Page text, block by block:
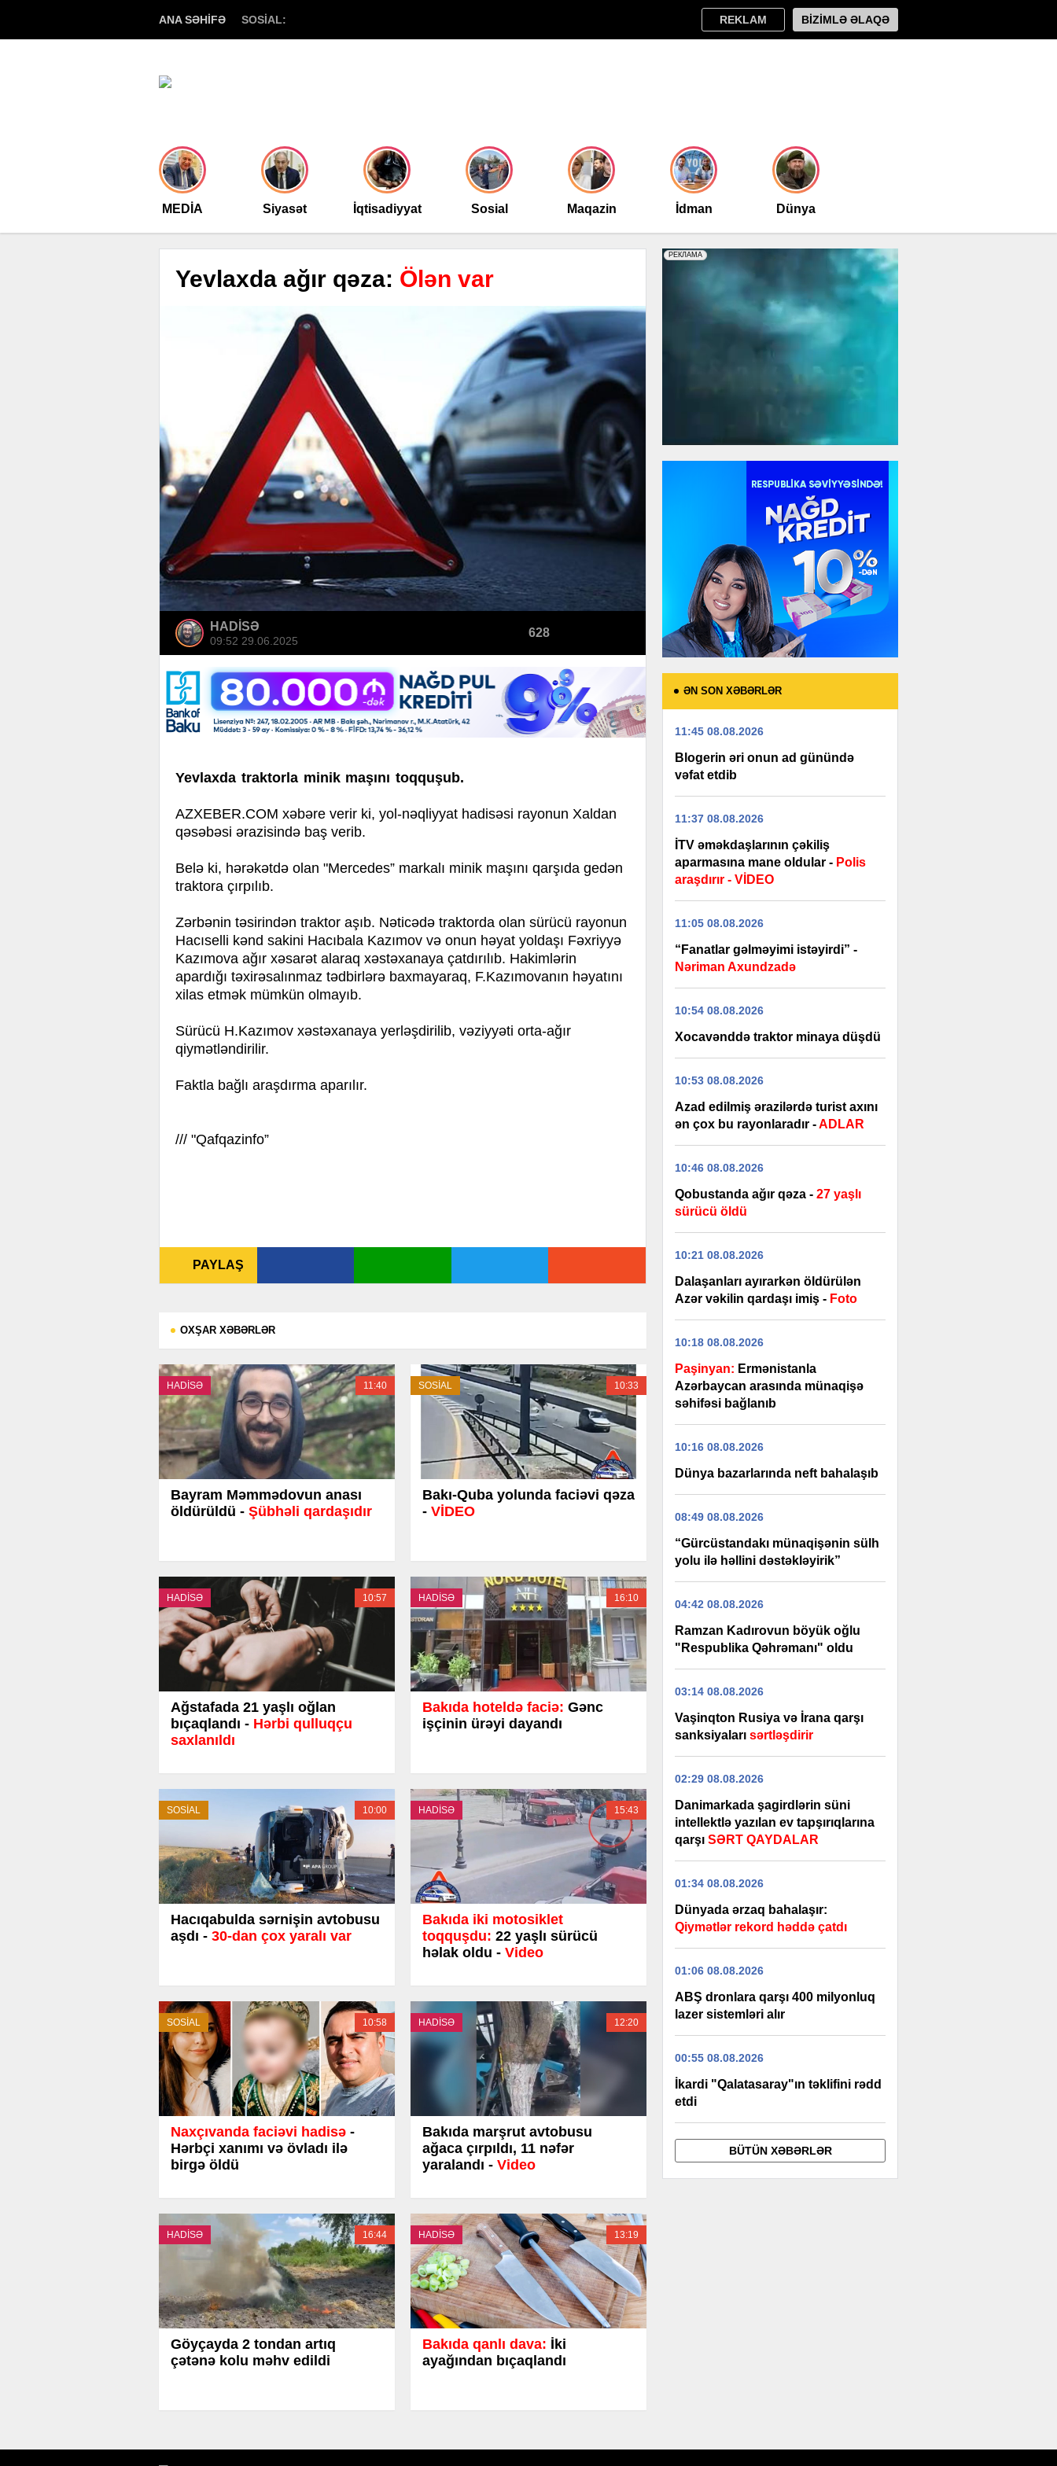
ANA SƏHİFƏ SOSİAL: REKLAM BİZİMLƏ ƏLAQƏ
MEDİA Siyasət İqtisadiyyat Sosial Maqazin İdman Dünya
Yevlaxda ağır qəza: Ölən var
HADİSƏ
09:52 29.06.2025
628
Yevlaxda traktorla minik maşını toqquşub.
AZXEBER.COM xəbəre verir ki, yol-nəqliyyat hadisəsi rayonun Xaldan
qəsəbəsi ərazisində baş verib.
Belə ki, hərəkətdə olan "Mercedes” markalı minik maşını qarşıda gedən
traktora çırpılıb.
Zərbənin təsirindən traktor aşıb. Nəticədə traktorda olan sürücü rayonun
Hacıselli kənd sakini Hacıbala Kazımov və onun həyat yoldaşı Fəxriyyə
Kazımova ağır xəsarət alaraq xəstəxanaya çatdırılıb. Hakimlərin
apardığı təxirəsalınmaz tədbirlərə baxmayaraq, F.Kazımovanın həyatını
xilas etmək mümkün olmayıb.
Sürücü H.Kazımov xəstəxanaya yerləşdirilib, vəziyyəti orta-ağır
qiymətləndirilir.
Faktla bağlı araşdırma aparılır.
/// "Qafqazinfo”
PAYLAŞ
OXŞAR XƏBƏRLƏR
HADİSƏ 11:40
Bayram Məmmədovun anası
öldürüldü - Şübhəli qardaşıdır
SOSİAL 10:33
Bakı-Quba yolunda faciəvi qəza
- VİDEO
HADİSƏ 10:57
Ağstafada 21 yaşlı oğlan
bıçaqlandı - Hərbi qulluqçu
saxlanıldı
HADİSƏ 16:10
Bakıda hoteldə faciə: Gənc
işçinin ürəyi dayandı
SOSİAL 10:00
Hacıqabulda sərnişin avtobusu
aşdı - 30-dan çox yaralı var
HADİSƏ 15:43
Bakıda iki motosiklet
toqquşdu: 22 yaşlı sürücü
həlak oldu - Video
SOSİAL 10:58
Naxçıvanda faciəvi hadisə -
Hərbçi xanımı və övladı ilə
birgə öldü
HADİSƏ 12:20
Bakıda marşrut avtobusu
ağaca çırpıldı, 11 nəfər
yaralandı - Video
HADİSƏ 16:44
Göyçayda 2 tondan artıq
çətənə kolu məhv edildi
HADİSƏ 13:19
Bakıda qanlı dava: İki
ayağından bıçaqlandı
ƏN SON XƏBƏRLƏR
11:45 08.08.2026
Blogerin əri onun ad günündə
vəfat etdib
11:37 08.08.2026
İTV əməkdaşlarının çəkiliş
aparmasına mane oldular - Polis
araşdırır - VİDEO
11:05 08.08.2026
“Fanatlar gəlməyimi istəyirdi” -
Nəriman Axundzadə
10:54 08.08.2026
Xocavənddə traktor minaya düşdü
10:53 08.08.2026
Azad edilmiş ərazilərdə turist axını
ən çox bu rayonlaradır -ADLAR
10:46 08.08.2026
Qobustanda ağır qəza - 27 yaşlı
sürücü öldü
10:21 08.08.2026
Dalaşanları ayırarkən öldürülən
Azər vəkilin qardaşı imiş - Foto
10:18 08.08.2026
Paşinyan: Ermənistanla
Azərbaycan arasında münaqişə
səhifəsi bağlanıb
10:16 08.08.2026
Dünya bazarlarında neft bahalaşıb
08:49 08.08.2026
“Gürcüstandakı münaqişənin sülh
yolu ilə həllini dəstəkləyirik”
04:42 08.08.2026
Ramzan Kadırovun böyük oğlu
"Respublika Qəhrəmanı" oldu
03:14 08.08.2026
Vaşinqton Rusiya və İrana qarşı
sanksiyaları sərtləşdirir
02:29 08.08.2026
Danimarkada şagirdlərin süni
intellektlə yazılan ev tapşırıqlarına
qarşı SƏRT QAYDALAR
01:34 08.08.2026
Dünyada ərzaq bahalaşır:
Qiymətlər rekord həddə çatdı
01:06 08.08.2026
ABŞ dronlara qarşı 400 milyonluq
lazer sistemləri alır
00:55 08.08.2026
İkardi "Qalatasaray"ın təklifini rədd
etdi
BÜTÜN XƏBƏRLƏR